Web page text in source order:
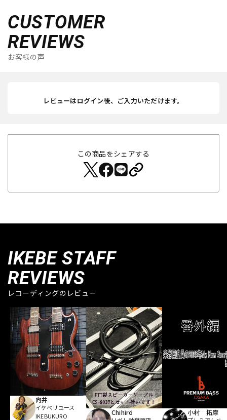
CUSTOMER
REVIEWS
お客様の声
レビューはログイン後、ご入力いただけます。
この商品をシェアする
IKEBE STAFF
REVIEWS
レコーディングのレビュー
向井
イケベリユース
IKEBUKURO
Chihirö 小村 拓摩